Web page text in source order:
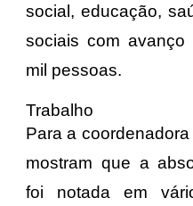
social, educação,
sociais com
mil pessoas.
Trabalho
Para a
mostram que a
foi notada em